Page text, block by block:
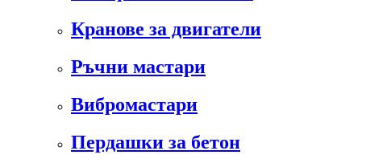
Кранове за двигатели
Ръчни мастари
Вибромастари
Пердашки за бетон